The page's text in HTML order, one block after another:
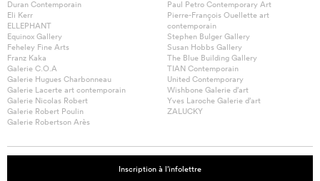
Duran Contemporain
Eli Kerr
ELLEPHANT
Equinox Gallery
Feheley Fine Arts
Franz Kaka
Galerie C.O.A
Galerie Hugues Charbonneau
Galerie Lacerte art contemporain
Galerie Nicolas Robert
Galerie Robert Poulin
Galerie Robertson Arès
Paul Petro Contemporary Art
Pierre-François Ouellette art
contemporain
Stephen Bulger Gallery
Susan Hobbs Gallery
The Blue Building Gallery
TIAN Contemporain
United Contemporary
Wishbone Galerie d’art
Yves Laroche Galerie d’art
ZALUCKY
Inscription à l’infolettre